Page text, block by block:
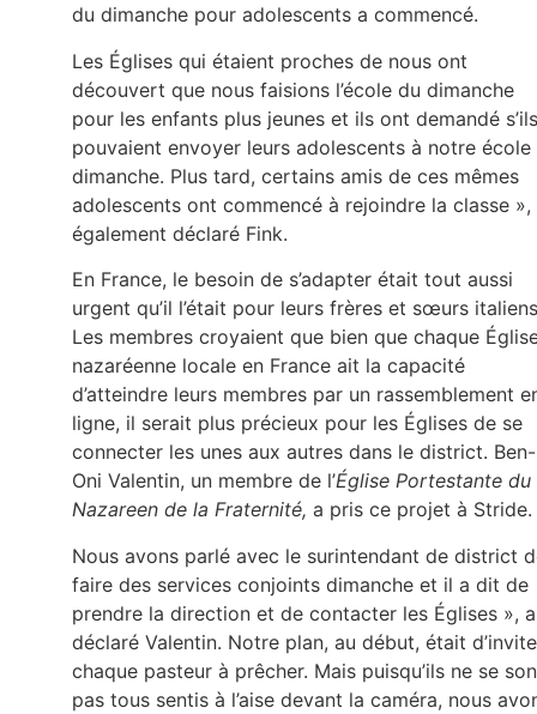
du dimanche pour adolescents a commencé.
Les Églises qui étaient proches de nous ont
découvert que nous faisions l’école du dimanche
pour les enfants plus jeunes et ils ont demandé s’ils
pouvaient envoyer leurs adolescents à notre école
dimanche. Plus tard, certains amis de ces mêmes
adolescents ont commencé à rejoindre la classe »,
également déclaré Fink.
En France, le besoin de s’adapter était tout aussi
urgent qu’il l’était pour leurs frères et sœurs
Les membres croyaient que bien que chaque
nazaréenne locale en France ait la capacité
d’atteindre leurs membres par un rassemblement
ligne, il serait plus précieux pour les Églises de se
connecter les unes aux autres dans le district. Ben-
Oni Valentin, un membre de l’Église Portestante du
Nazareen de la Fraternité, a pris ce projet à Stride.
Nous avons parlé avec le surintendant de district
faire des services conjoints dimanche et il a dit de
prendre la direction et de contacter les Églises », a
déclaré Valentin. Notre plan, au début, était
chaque pasteur à prêcher. Mais puisqu’ils ne se
pas tous sentis à l’aise devant la caméra, nous